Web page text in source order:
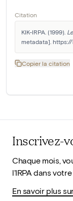
Citation
KIK-IRPA. (1999).
metadata].
Copier la citation
Inscrivez-
Chaque mois,
l'IRPA dans
En savoir plus